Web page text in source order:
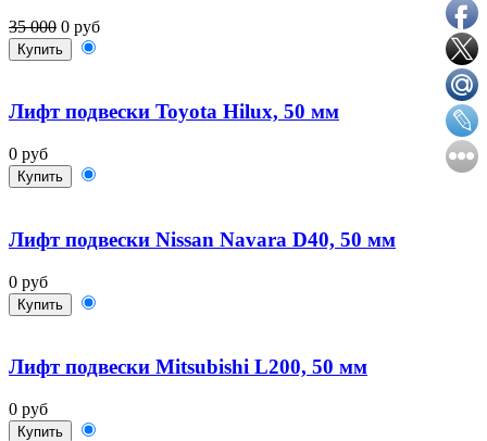
35 000 0 руб
Купить
Лифт подвески Toyota Hilux, 50 мм
0 руб
Купить
Лифт подвески Nissan Navara D40, 50 мм
0 руб
Купить
Лифт подвески Mitsubishi L200, 50 мм
0 руб
Купить